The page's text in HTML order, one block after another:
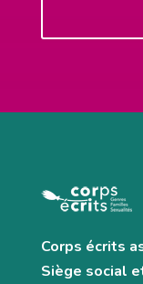
Corps écrits
Siège social